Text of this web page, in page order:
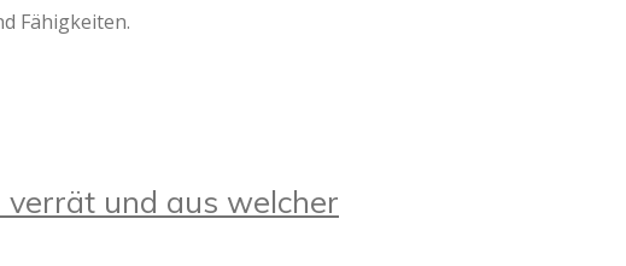
Fähigkeiten.
und aus welcher